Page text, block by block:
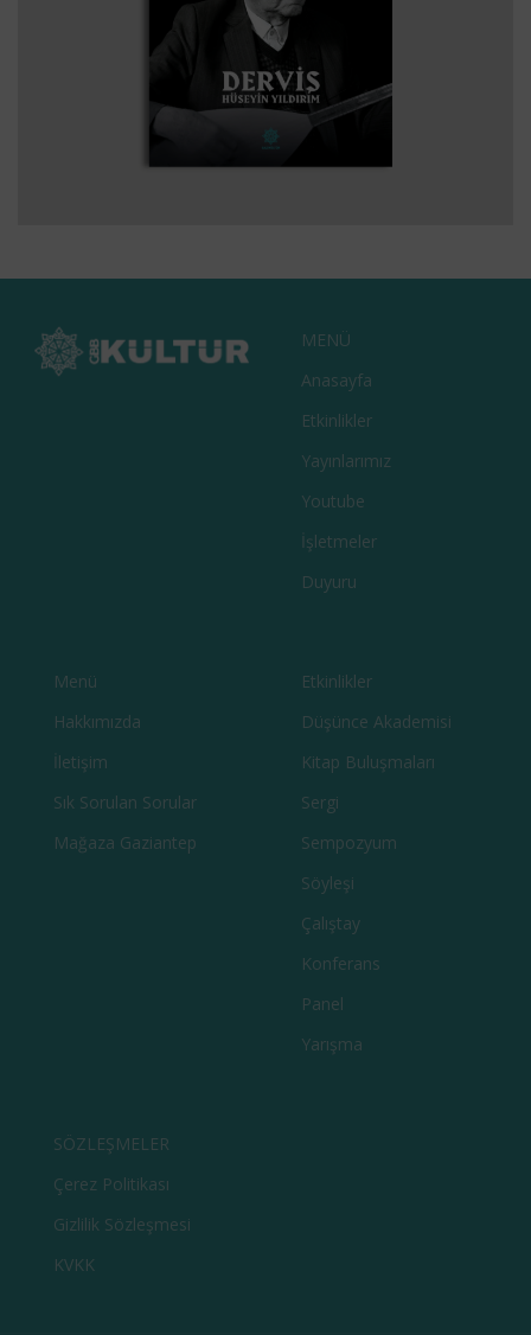
BARAKNAĞME – BIR BARAK OZANININ
MENÜ
Anasayfa
Etkinlikler
Yayınlarımız
Youtube
İşletmeler
Duyuru
Menü
Hakkımızda
İletişim
Sık Sorulan Sorular
Mağaza Gaziantep
Etkinlikler
Düşünce Akademisi
Kitap Buluşmaları
Sergi
Sempozyum
Söyleşi
Çalıştay
Konferans
Panel
Yarışma
SÖZLEŞMELER
Çerez Politikası
Gizlilik Sözleşmesi
KVKK